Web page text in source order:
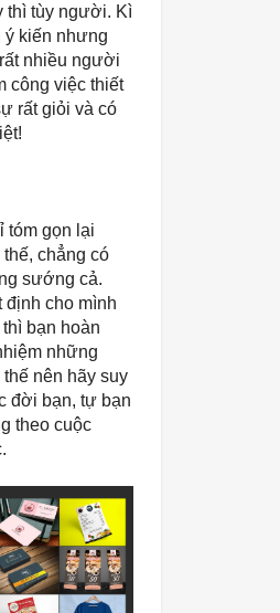
thì tùy người. Kì
ý kiến nhưng
nhiều người
công việc thiết
rất giỏi và có
tóm gọn lại
chẳng có
sướng cả.
định cho mình
bạn hoàn
những
nên hãy suy
đời bạn, tự bạn
theo cuộc